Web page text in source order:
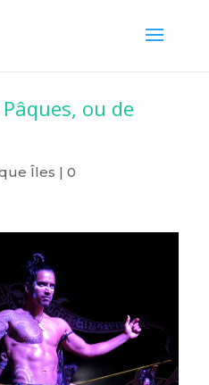
ou de
Îles | 0